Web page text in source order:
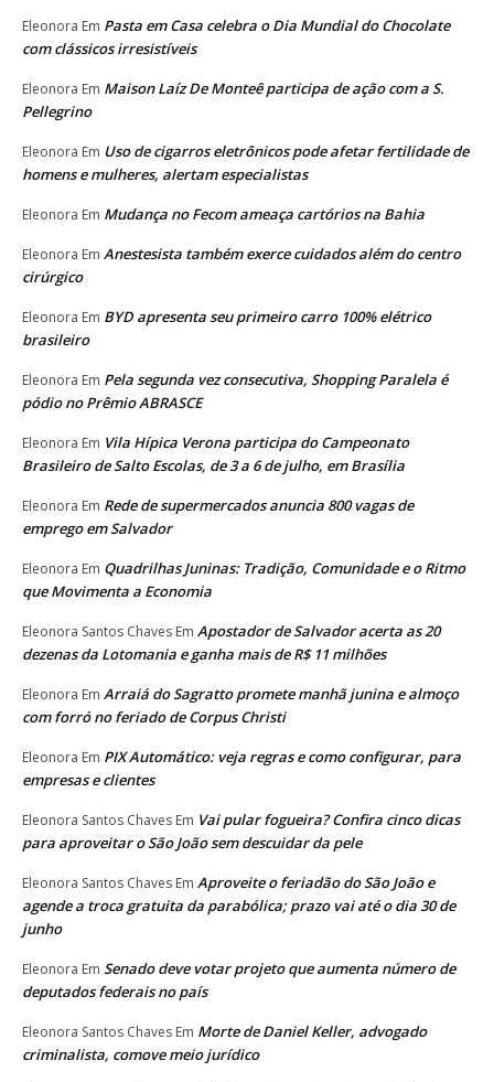
Eleonora Em Pasta em Casa celebra o Dia Mundial do Chocolate
com clássicos irresistíveis
Eleonora Em Maison Laíz De Monteê participa de ação com a S.
Pellegrino
Eleonora Em Uso de cigarros eletrônicos pode afetar fertilidade de
homens e mulheres, alertam especialistas
Eleonora Em Mudança no Fecom ameaça cartórios na Bahia
Eleonora Em Anestesista também exerce cuidados além do centro
cirúrgico
Eleonora Em BYD apresenta seu primeiro carro 100% elétrico
brasileiro
Eleonora Em Pela segunda vez consecutiva, Shopping Paralela é
pódio no Prêmio ABRASCE
Eleonora Em Vila Hípica Verona participa do Campeonato
Brasileiro de Salto Escolas, de 3 a 6 de julho, em Brasília
Eleonora Em Rede de supermercados anuncia 800 vagas de
emprego em Salvador
Eleonora Em Quadrilhas Juninas: Tradição, Comunidade e o Ritmo
que Movimenta a Economia
Eleonora Santos Chaves Em Apostador de Salvador acerta as 20
dezenas da Lotomania e ganha mais de R$ 11 milhões
Eleonora Em Arraiá do Sagratto promete manhã junina e almoço
com forró no feriado de Corpus Christi
Eleonora Em PIX Automático: veja regras e como configurar, para
empresas e clientes
Eleonora Santos Chaves Em Vai pular fogueira? Confira cinco dicas
para aproveitar o São João sem descuidar da pele
Eleonora Santos Chaves Em Aproveite o feriadão do São João e
agende a troca gratuita da parabólica; prazo vai até o dia 30 de
junho
Eleonora Em Senado deve votar projeto que aumenta número de
deputados federais no país
Eleonora Santos Chaves Em Morte de Daniel Keller, advogado
criminalista, comove meio jurídico